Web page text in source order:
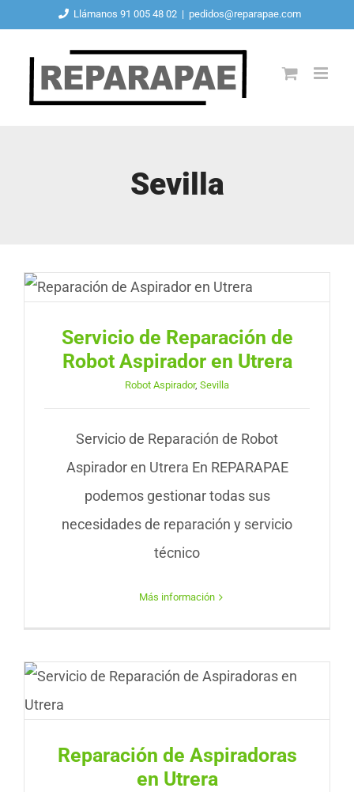
contenido
Llámanos 91 005 48 02 | pedidos@reparapae.com
Sevilla
Servicio de Reparación de
Robot Aspirador en Utrera
Robot Aspirador, Sevilla
Servicio de Reparación de Robot
Aspirador en Utrera En REPARAPAE
podemos gestionar todas sus
necesidades de reparación y servicio
técnico
Más información
Reparación de Aspiradoras
en Utrera